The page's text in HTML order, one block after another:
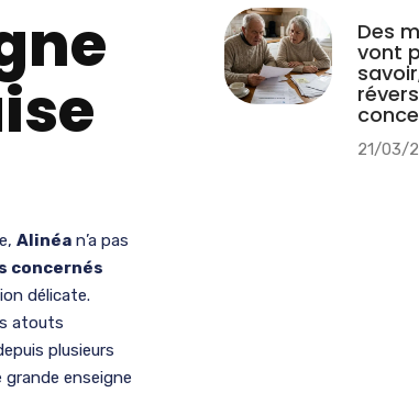
Alinéa n’a pas
concernés
délicate.
atouts
plusieurs
grande enseigne
Des
vont
21/03/